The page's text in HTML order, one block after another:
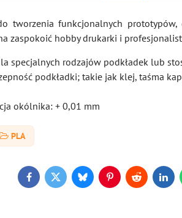
tworzenia funkcjonalnych prototypów,
zaspokoić hobby drukarki i
specjalnych rodzajów podkładek lub
podkładki; takie jak klej, taśma
okólnika: + 0,01 mm
PLA
FacebookTwitterBlueskyPinterestReddit